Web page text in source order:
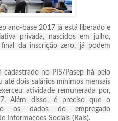
ano-base 2017 já está liberado e
privada, nascidos em julho,
da inscrição zero, já podem
cadastrado no PIS/Pasep há pelo
até dois salários mínimos mensais
atividade remunerada por,
Além disso, é preciso que o
os dados do empregado
Informações Sociais (Rais).